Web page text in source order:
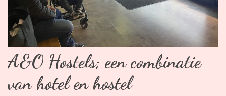
A&O Hostels; een combinatie
van hotel en hostel